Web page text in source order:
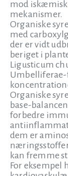
mod
mekanismer.
Organiske
med
der er vidt
beriget i
Ligusticum
Umbelliferae-
Organiske
base-
forbedre
dem er
kan fremme
For eksempel